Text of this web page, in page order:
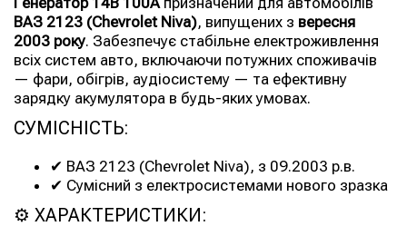
ВАЗ 2123 (Chevrolet Niva), випущених з вересня
2003 року. Забезпечує стабільне електроживлення
всіх систем авто, включаючи потужних споживачів
— фари, обігрів, аудіосистему — та ефективну
зарядку акумулятора в будь-яких умовах.
СУМІСНІСТЬ:
✔ ВАЗ 2123 (Chevrolet Niva), з 09.2003 р.в.
✔ Сумісний з електросистемами нового зразка
⚙ ХАРАКТЕРИСТИКИ: